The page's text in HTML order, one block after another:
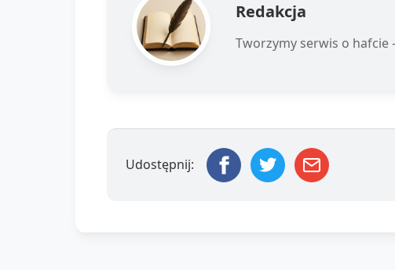
Redakcja
Tworzymy serwis o hafcie
Udostępnij: